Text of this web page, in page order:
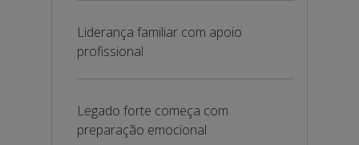
Liderança familiar com apoio
profissional
Legado forte começa com
preparação emocional